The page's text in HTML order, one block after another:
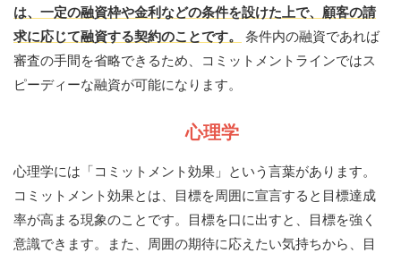
は、一定の融資枠や金利などの条件を設けた上で、顧客の請
求に応じて融資する契約のことです。
条件内の融資であれば
審査の手間を省略できるため、コミットメントラインではス
ピーディーな融資が可能になります。
心理学
心理学には「コミットメント効果」という言葉があります。
コミットメント効果とは、目標を周囲に宣言すると目標達成
率が高まる現象のことです。目標を口に出すと、目標を強く
意識できます。また、周囲の期待に応えたい気持ちから、目